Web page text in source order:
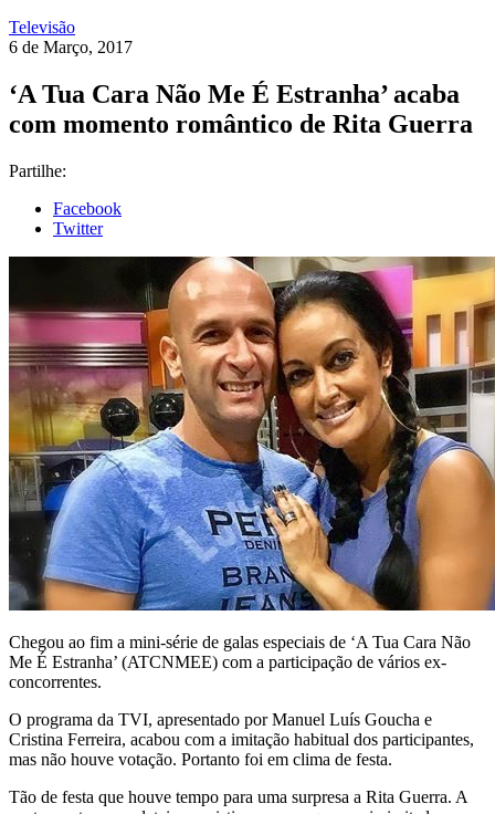
Televisão
6 de Março, 2017
‘A Tua Cara Não Me É Estranha’ acaba
com momento romântico de Rita Guerra
Partilhe:
Facebook
Twitter
Chegou ao fim a mini-série de galas especiais de ‘A Tua Cara Não
Me É Estranha’ (ATCNMEE) com a participação de vários ex-
concorrentes.
O programa da TVI, apresentado por Manuel Luís Goucha e
Cristina Ferreira, acabou com a imitação habitual dos participantes,
mas não houve votação. Portanto foi em clima de festa.
Tão de festa que houve tempo para uma surpresa a Rita Guerra. A